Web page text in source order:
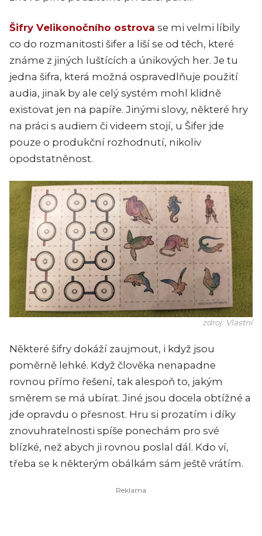
Šifry Velikonočního ostrova se mi velmi líbily
co do rozmanitosti šifer a liší se od těch, které
známe z jiných luštících a únikových her. Je tu
jedna šifra, která možná ospravedlňuje použití
audia, jinak by ale celý systém mohl klidně
existovat jen na papíře. Jinými slovy, některé hry
na práci s audiem či videem stojí, u Šifer jde
pouze o produkční rozhodnutí, nikoliv
opodstatněnost.
zdroj: Vlastní
Některé šifry dokáží zaujmout, i když jsou
poměrně lehké. Když člověka nenapadne
rovnou přímo řešení, tak alespoň to, jakým
směrem se má ubírat. Jiné jsou docela obtížné a
jde opravdu o přesnost. Hru si prozatím i díky
znovuhratelnosti spíše ponechám pro své
blízké, než abych ji rovnou poslal dál. Kdo ví,
třeba se k některým obálkám sám ještě vrátím.